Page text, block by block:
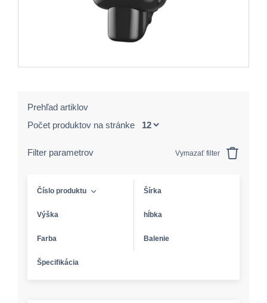
Prehľad artiklov
Počet produktov na stránke
Filter parametrov Vymazať filter
Číslo produktu Šírka
Výška hĺbka
Farba Balenie
Špecifikácia